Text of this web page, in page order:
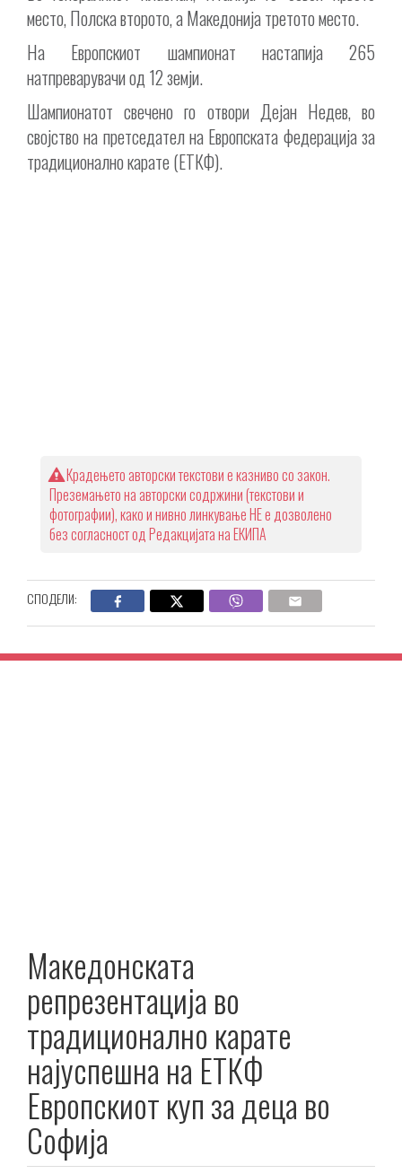
место, Полска второто, а Македонија третото место.
На Европскиот шампионат настапија 265
натпреварувачи од 12 земји.
Шампионатот свечено го отвори Дејан Недев, во
својство на претседател на Европската федерација за
традиционално карате (ЕТКФ).
Крадењето авторски текстови е казниво со закон.
Преземањето на авторски содржини (текстови и
фотографии), како и нивно линкување НЕ е дозволено
без согласност од Редакцијата на ЕКИПА
СПОДЕЛИ:
Македонската
репрезентација во
традиционално карате
најуспешна на ЕТКФ
Европскиот куп за деца во
Софија